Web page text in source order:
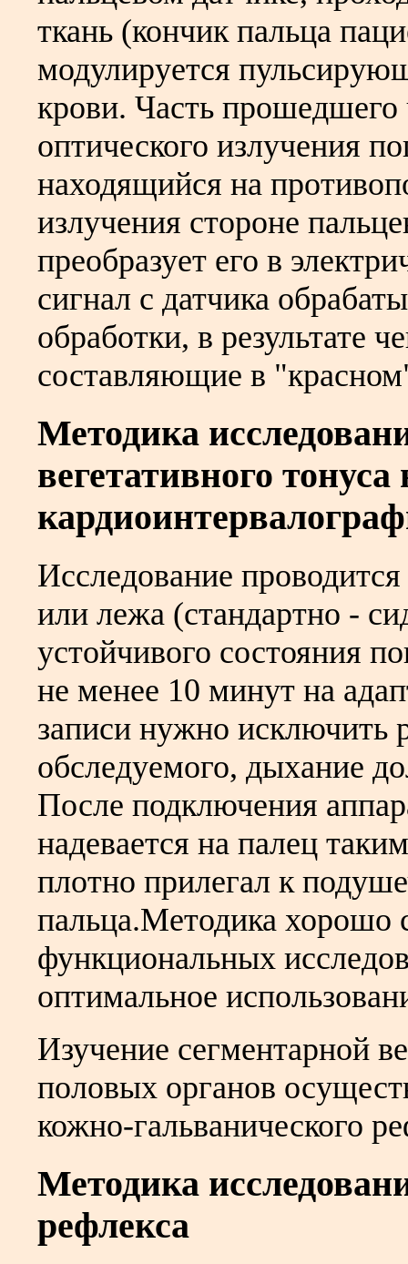
ткань (кончик пальца
модулируется
крови. Часть прошедшего
оптического излучения
находящийся на
излучения стороне
преобразует его в
сигнал с датчика
обработки, в результате
составляющие в
Методика
вегетативного
Исследование
или лежа (стандартно -
устойчивого состояния
не менее 10 минут на
записи нужно исключить
обследуемого, дыхание
После подключения
надевается на палец
плотно прилегал к
пальца.Методика хорошо
функциональных
оптимальное
Изучение сегментарной
половых органов
кожно-гальванического
Методика
рефлекса